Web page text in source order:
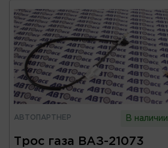
АВТОПАРТНЕР В наличии
Трос газа ВАЗ-21073